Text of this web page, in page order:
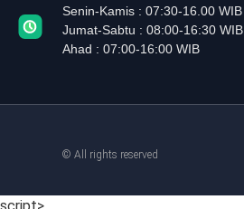
Senin-Kamis : 07:30-16.00 WIB
Jumat-Sabtu : 08:00-16:30 WIB
Ahad : 07:00-16:00 WIB
© All rights reserved